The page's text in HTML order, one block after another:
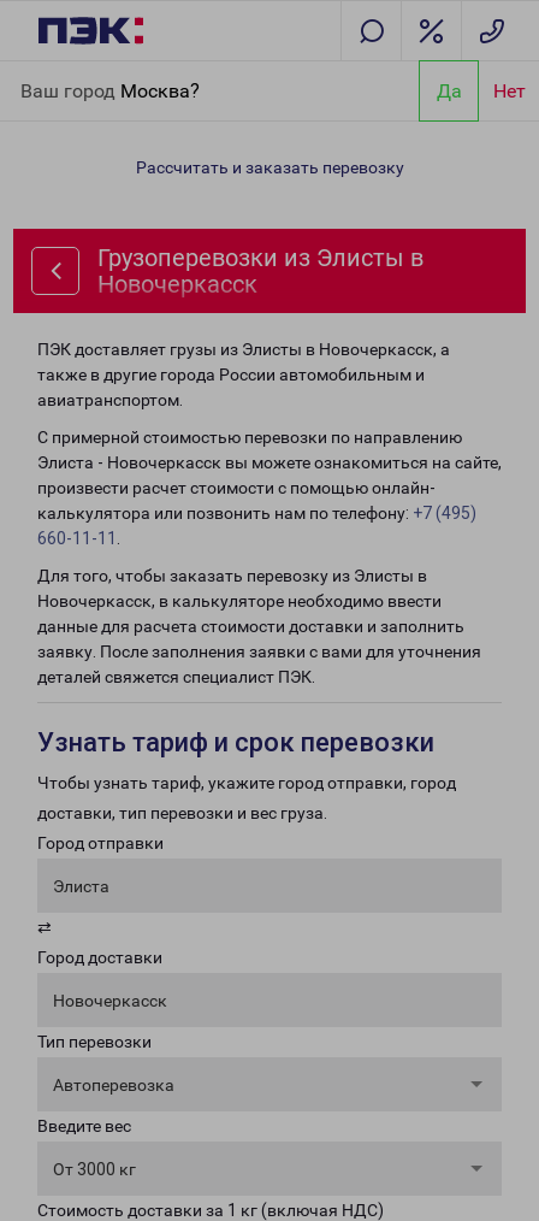
Ваш город Москва? Да Нет
Новочеркасск
Рассчитать и заказать перевозку
Грузоперевозки из Элисты в
Новочеркасск
ПЭК доставляет грузы из Элисты в Новочеркасск, а
также в другие города России автомобильным и
авиатранспортом.
С примерной стоимостью перевозки по направлению
Элиста - Новочеркасск вы можете ознакомиться на сайте,
произвести расчет стоимости с помощью онлайн-
калькулятора или позвонить нам по телефону: +7 (495)
660-11-11
Для того, чтобы заказать перевозку из Элисты в
Новочеркасск, в калькуляторе необходимо ввести
данные для расчета стоимости доставки и заполнить
заявку. После заполнения заявки с вами для уточнения
деталей свяжется специалист ПЭК.
Узнать тариф и срок перевозки
Чтобы узнать тариф, укажите город отправки, город
доставки, тип перевозки и вес груза.
Город отправки
Элиста
⇄
Город доставки
Новочеркасск
Тип перевозки
Автоперевозка
Введите вес
От 3000 кг
Стоимость доставки за 1 кг (включая НДС)